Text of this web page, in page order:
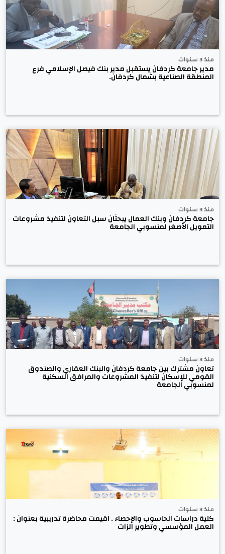
منذ 3 سنوات
مدير جامعة كردفان يستقبل مدير بنك فيصل الإسلامي فرع
المنطقة الصناعية بشمال كردفان.
منذ 3 سنوات
جامعة كردفان وبنك العمال يبحثان سبل التعاون لتنفيذ مشروعات
التمويل الأصغر لمنسوبي الجامعة
منذ 3 سنوات
تعاون مشترك بين جامعة كردفان والبنك العقاري والصندوق
القومي للإسكان لتنفيذ المشروعات والمرافق السكنية
لمنسوبي الجامعة
منذ 3 سنوات
كلية دراسات الحاسوب والإحصاء . اقيمت محاضرة تدريبية بعنوان :
العمل المؤسسي وتطوير الزات